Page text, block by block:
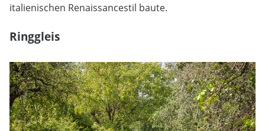
italienischen Renaissancestil baute.
Ringgleis